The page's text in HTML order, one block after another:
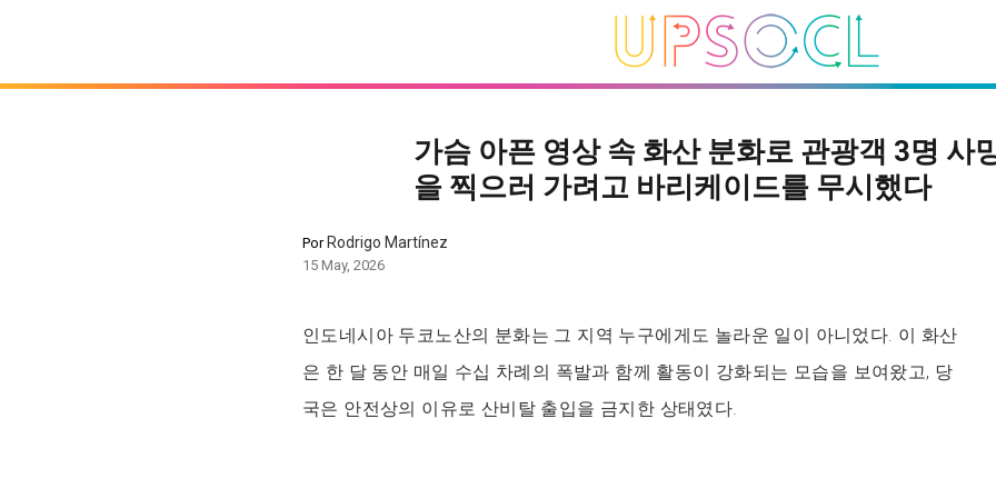
가슴 아픈 영상 속 화산 분화로 관광객 3명 사
을 찍으러 가려고 바리케이드를 무시했다
PorRodrigo Martínez
15 May, 2026
인도네시아 두코노산의 분화는 그 지역 누구에게도 놀라운 일이 아니었다. 이 화산
은 한 달 동안 매일 수십 차례의 폭발과 함께 활동이 강화되는 모습을 보여왔고, 당
국은 안전상의 이유로 산비탈 출입을 금지한 상태였다.